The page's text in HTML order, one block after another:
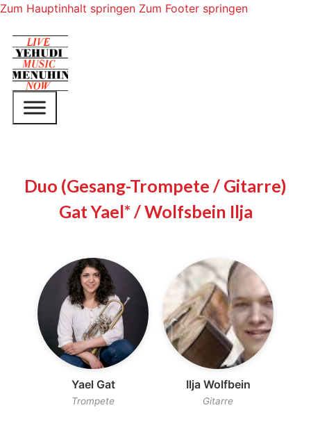
Zum Hauptinhalt springen Zum Footer springen
Duo (Gesang-Trompete / Gitarre)
Gat Yael* / Wolfsbein Ilja
Yael Gat
Trompete
Ilja Wolfbein
Gitarre